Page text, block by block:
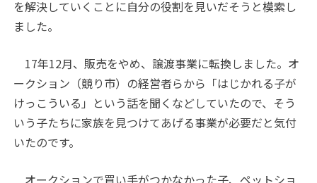
を解決していくことに自分の役割を見いだそうと模索し
ました。
17年12月、販売をやめ、譲渡事業に転換しました。オ
ークション（競り市）の経営者らから「はじかれる子が
けっこういる」という話を聞くなどしていたので、そう
いう子たちに家族を見つけてあげる事業が必要だと気付
いたのです。